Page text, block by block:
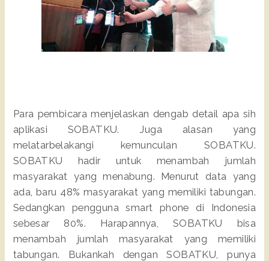
Para pembicara menjelaskan dengab detail apa sih
aplikasi SOBATKU. Juga alasan yang
melatarbelakangi kemunculan SOBATKU.
SOBATKU hadir untuk menambah jumlah
masyarakat yang menabung. Menurut data yang
ada, baru 48% masyarakat yang memiliki tabungan.
Sedangkan pengguna smart phone di Indonesia
sebesar 80%. Harapannya, SOBATKU bisa
menambah jumlah masyarakat yang memiliki
tabungan. Bukankah dengan SOBATKU, punya